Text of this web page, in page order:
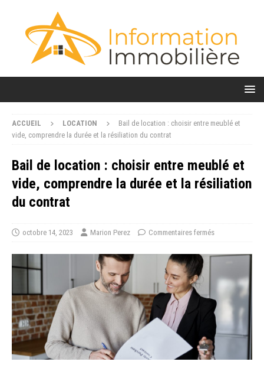
ACCUEIL LOCATION
Bail de location : choisir entre meublé et
vide, comprendre la durée et la résiliation du contrat
Bail de location : choisir entre meublé et
vide, comprendre la durée et la résiliation
du contrat
octobre 14, 2023 Marion Perez Commentaires fermés